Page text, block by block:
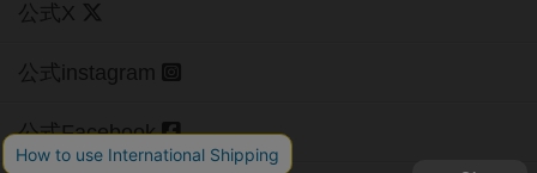
公式X
公式instagram
公式Facebook